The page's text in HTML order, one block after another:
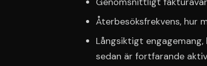
Återbesöksfrekvens, hur
Långsiktigt
sedan är fortfarande